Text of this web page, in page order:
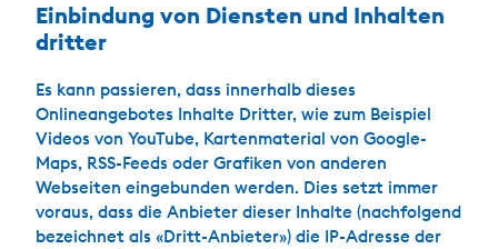
Einbindung von Diensten und Inhalten
dritter
Es kann passieren, dass innerhalb dieses
Onlineangebotes Inhalte Dritter, wie zum Beispiel
Videos von YouTube, Kartenmaterial von Google-
Maps, RSS-Feeds oder Grafiken von anderen
Webseiten eingebunden werden. Dies setzt immer
voraus, dass die Anbieter dieser Inhalte (nachfolgend
bezeichnet als «Dritt-Anbieter») die IP-Adresse der